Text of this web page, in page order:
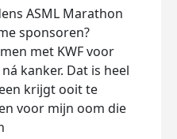
ASML Marathon
sponsoren?
met KWF voor
kanker. Dat is heel
krijgt ooit te
voor mijn oom die